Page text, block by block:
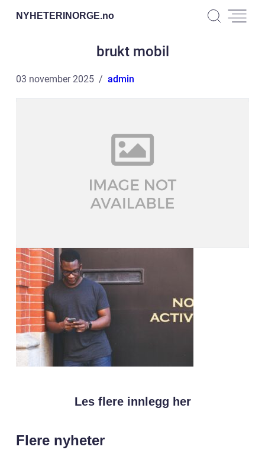
NYHETERINORGE.no
brukt mobil
03 november 2025 admin
Les flere innlegg her
Flere nyheter